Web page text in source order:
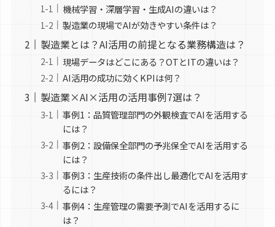
機械学習・深層学習・生成AIの違いは？
製造業の現場でAIが効きやすい条件は？
製造業とは？AI活用の前提となる業務構造は？
現場データはどこにある？OTとITの違いは？
AI活用の成功に効くKPIは何？
製造業×AI×活用の活用事例7選は？
事例1：品質管理部門の外観検査でAIを活用する
には？
事例2：設備保全部門の予兆保全でAIを活用する
には？
事例3：生産技術の条件出し最適化でAIを活用す
るには？
事例4：生産管理の需要予測でAIを活用するに
は？